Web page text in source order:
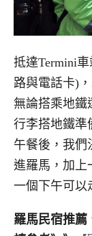
抵達Termini
路與電話卡)
無論搭乘地鐵
行李搭地鐵準
午餐後，我們
進羅馬，加上
一個下午可以
羅馬民宿推薦